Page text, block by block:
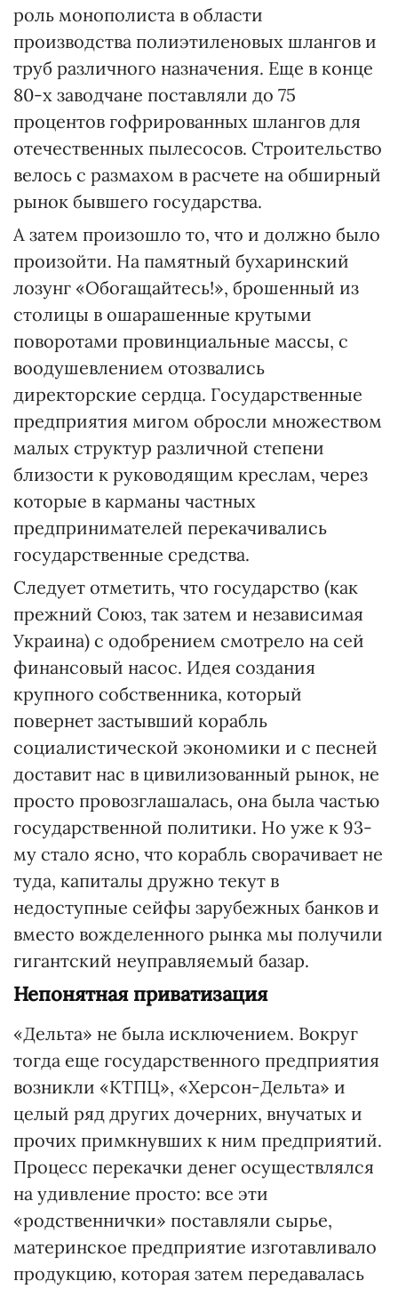
роль монополиста в области
производства полиэтиленовых шлангов и
труб различного назначения. Еще в конце
80-х заводчане поставляли до 75
процентов гофрированных шлангов для
отечественных пылесосов. Строительство
велось с размахом в расчете на обширный
рынок бывшего государства.
А затем произошло то, что и должно было
произойти. На памятный бухаринский
лозунг «Обогащайтесь!», брошенный из
столицы в ошарашенные крутыми
поворотами провинциальные массы, с
воодушевлением отозвались
директорские сердца. Государственные
предприятия мигом обросли множеством
малых структур различной степени
близости к руководящим креслам, через
которые в карманы частных
предпринимателей перекачивались
государственные средства.
Следует отметить, что государство (как
прежний Союз, так затем и независимая
Украина) с одобрением смотрело на сей
финансовый насос. Идея создания
крупного собственника, который
повернет застывший корабль
социалистической экономики и с песней
доставит нас в цивилизованный рынок, не
просто провозглашалась, она была частью
государственной политики. Но уже к 93-
му стало ясно, что корабль сворачивает не
туда, капиталы дружно текут в
недоступные сейфы зарубежных банков и
вместо вожделенного рынка мы получили
гигантский неуправляемый базар.
Непонятная приватизация
«Дельта» не была исключением. Вокруг
тогда еще государственного предприятия
возникли «КТПЦ», «Херсон-Дельта» и
целый ряд других дочерних, внучатых и
прочих примкнувших к ним предприятий.
Процесс перекачки денег осуществлялся
на удивление просто: все эти
«родственнички» поставляли сырье,
материнское предприятие изготавливало
продукцию, которая затем передавалась